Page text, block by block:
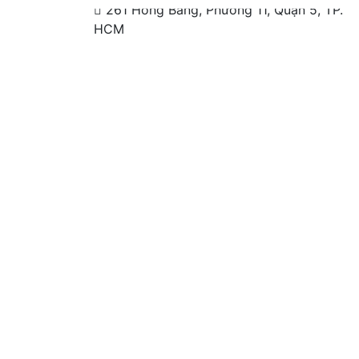
261 Hồng Bàng, Phường 11, Quận 5, TP.
HCM